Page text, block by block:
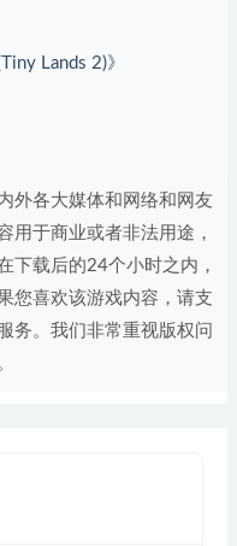
Lands 2)》
外各大媒体和网络和网友
用于商业或者非法用途，
下载后的24个小时之内，
您喜欢该游戏内容，请支
务。我们非常重视版权问